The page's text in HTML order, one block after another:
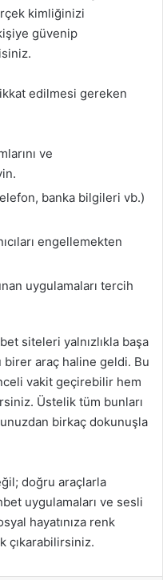
kimliğinizi
güvenip
edilmesi gereken
ve
banka bilgileri vb.)
engellemekten
uygulamaları tercih
siteleri yalnızlıkla başa
araç haline geldi. Bu
vakit geçirebilir hem
Üstelik tüm bunları
birkaç dokunuşla
doğru araçlarla
uygulamaları ve sesli
hayatınıza renk
çıkarabilirsiniz.